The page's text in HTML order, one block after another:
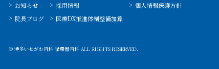
お知らせ
院長ブログ
採用情報
医療DX推進体制整備加算
個人情報保護方針
© 博多いせがわ内科 循環器内科 ALL RIGHTS RESERVED.